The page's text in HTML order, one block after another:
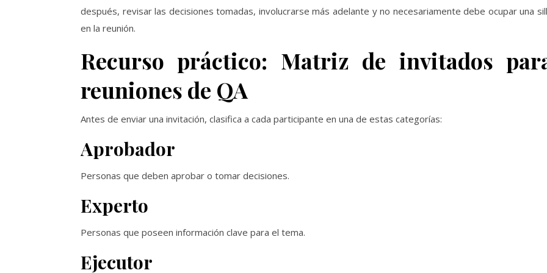
después, revisar las decisiones tomadas, involucrarse más adelante y no necesariamente debe ocupar una
en la reunión.
Recurso práctico: Matriz de invitados
reuniones de QA
Antes de enviar una invitación, clasifica a cada participante en una de estas categorías:
Aprobador
Personas que deben aprobar o tomar decisiones.
Experto
Personas que poseen información clave para el tema.
Ejecutor